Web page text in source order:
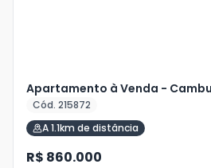
Apartamento à Venda -
Cód. 215872
A 1.1km de distância
R$ 860.000